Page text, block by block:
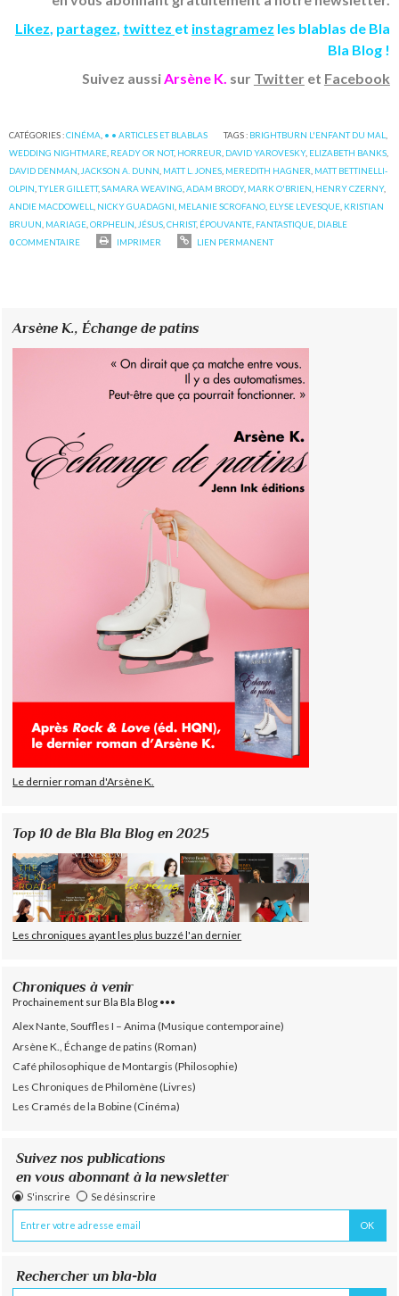
Likez, partagez, twittez et instagramez les blablas de Bla
Bla Blog !
Suivez aussiArsène K. sur Twitter et Facebook
CATÉGORIES :CINÉMA • • ARTICLES ET BLABLAS TAGS : BRIGHTBURN L'ENFANT DU MAL
WEDDING NIGHTMARE READY OR NOT, HORREUR DAVID YAROVESKY, ELIZABETH BANKS
DAVID DENMAN JACKSON A. DUNN MATT L. JONES MEREDITH HAGNER MATT BETTINELLI-
OLPIN ,TYLER GILLETT,SAMARA WEAVING ,ADAM BRODY, MARK O'BRIEN HENRY CZERNY,
ANDIE MACDOWELL
NICKY GUADAGNI MELANIE SCROFANO ELYSE LEVESQUE KRISTIAN
BRUUN MARIAGE ,ORPHELIN JÉSUS ,CHRIST, ÉPOUVANTE FANTASTIQUE DIABLE
0COMMENTAIRE IMPRIMER LIEN PERMANENT
Arsène K.,Échange de patins
Le dernier roman d'Arsène K.
Top 10 de Bla Bla Blog en 2025
Les chroniques ayant les plus buzzé l'an dernier
Chroniques à venir
Prochainement sur Bla Bla Blog •••
Alex Nante, Souffles I – Anima (Musique contemporaine)
Arsène K., Échange de patins (Roman)
Café philosophique de Montargis (Philosophie)
Les Chroniques de Philomène (Livres)
Les Cramés de la Bobine (Cinéma)
Suivez nos publications
en vous abonnant à la newsletter
S'inscrire Se désinscrire
Rechercher un bla-bla